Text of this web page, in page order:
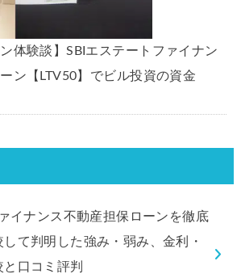
体験談】SBIエステートファイナン
ン【LTV50】でビル投資の資金
イナンス不動産担保ローンを徹底
て判明した強み・弱み、金利・
口コミ評判